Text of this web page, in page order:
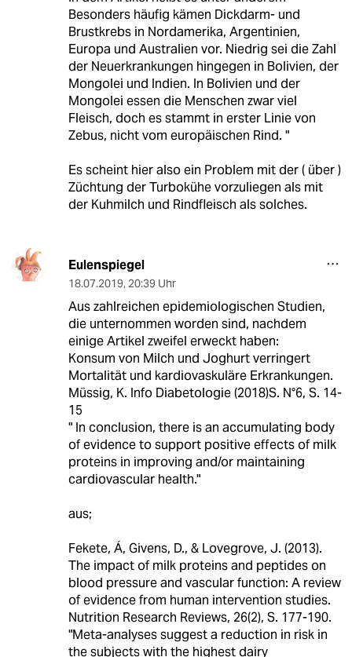
Besonders häufig kämen Dickdarm- und
Brustkrebs in Nordamerika, Argentinien,
Europa und Australien vor. Niedrig sei die Zahl
der Neuerkrankungen hingegen in Bolivien, der
Mongolei und Indien. In Bolivien und der
Mongolei essen die Menschen zwar viel
Fleisch, doch es stammt in erster Linie von
Zebus, nicht vom europäischen Rind. "
Es scheint hier also ein Problem mit der ( über )
Züchtung der Turbokühe vorzuliegen als mit
der Kuhmilch und Rindfleisch als solches.
Eulenspiegel
18.07.2019, 20:39 Uhr
Aus zahlreichen epidemiologischen Studien,
die unternommen worden sind, nachdem
einige Artikel zweifel erweckt haben:
Konsum von Milch und Joghurt verringert
Mortalität und kardiovaskuläre Erkrankungen.
Müssig, K. Info Diabetologie (2018)S. N°6, S. 14-
15
" In conclusion, there is an accumulating body
of evidence to support positive effects of milk
proteins in improving and/or maintaining
cardiovascular health."
aus;
Fekete, Á, Givens, D., & Lovegrove, J. (2013).
The impact of milk proteins and peptides on
blood pressure and vascular function: A review
of evidence from human intervention studies.
Nutrition Research Reviews, 26(2), S. 177-190.
"Meta‐analyses suggest a reduction in risk in
the subjects with the highest dairy